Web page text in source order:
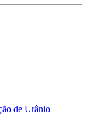
de Urânio